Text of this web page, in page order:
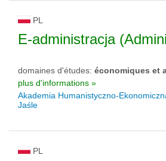
PL
E-administracja
domaines d'études: économiques et
plus d'informations »
Akademia Humanistyczno-
Jaśle
PL